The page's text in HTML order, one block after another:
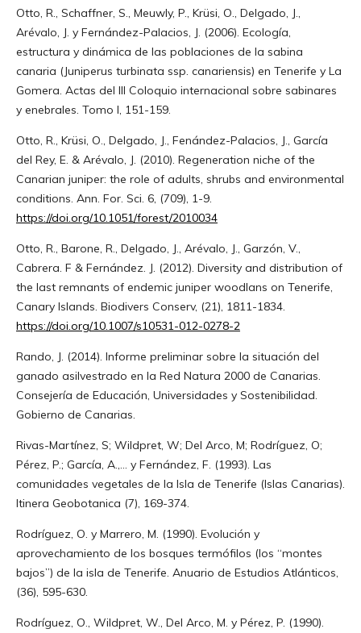
Otto, R., Schaffner, S., Meuwly, P., Krüsi, O., Delgado, J.,
Arévalo, J. y Fernández-Palacios, J. (2006). Ecología,
estructura y dinámica de las poblaciones de la sabina
canaria (Juniperus turbinata ssp. canariensis) en Tenerife y La
Gomera. Actas del III Coloquio internacional sobre sabinares
y enebrales. Tomo I, 151-159.
Otto, R., Krüsi, O., Delgado, J., Fenández-Palacios, J., García
del Rey, E. & Arévalo, J. (2010). Regeneration niche of the
Canarian juniper: the role of adults, shrubs and environmental
conditions. Ann. For. Sci. 6, (709), 1-9.
https://doi.org/10.1051/forest/2010034
Otto, R., Barone, R., Delgado, J., Arévalo, J., Garzón, V.,
Cabrera. F & Fernández. J. (2012). Diversity and distribution of
the last remnants of endemic juniper woodlans on Tenerife,
Canary Islands. Biodivers Conserv, (21), 1811-1834.
https://doi.org/10.1007/s10531-012-0278-2
Rando, J. (2014). Informe preliminar sobre la situación del
ganado asilvestrado en la Red Natura 2000 de Canarias.
Consejería de Educación, Universidades y Sostenibilidad.
Gobierno de Canarias.
Rivas-Martínez, S; Wildpret, W; Del Arco, M; Rodríguez, O;
Pérez, P.; García, A.,… y Fernández, F. (1993). Las
comunidades vegetales de la Isla de Tenerife (Islas Canarias).
Itinera Geobotanica (7), 169-374.
Rodríguez, O. y Marrero, M. (1990). Evolución y
aprovechamiento de los bosques termófilos (los “montes
bajos”) de la isla de Tenerife. Anuario de Estudios Atlánticos,
(36), 595-630.
Rodríguez, O., Wildpret, W., Del Arco, M. y Pérez, P. (1990).